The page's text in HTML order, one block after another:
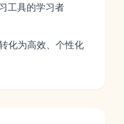
工具的学习者
化为高效、个性化